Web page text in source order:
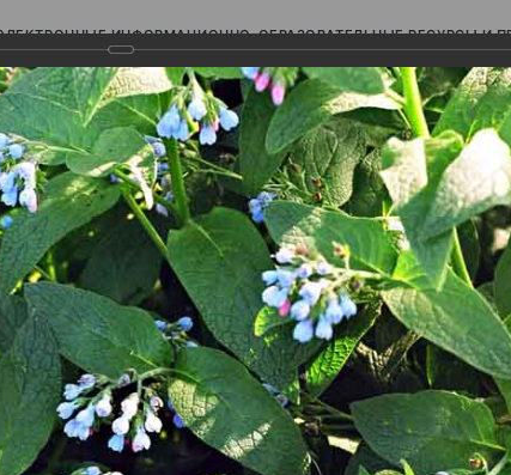
ИНФОРМАЦИОННО-ОБРАЗОВАТЕЛЬНЫЕ РЕСУРСЫ И
(фотоальбомы)